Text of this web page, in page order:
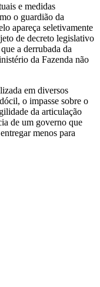
e medidas
o guardião da
apareça seletivamente
de decreto legislativo
a derrubada da
da Fazenda não
em diversos
o impasse sobre o
da articulação
de um governo que
menos para